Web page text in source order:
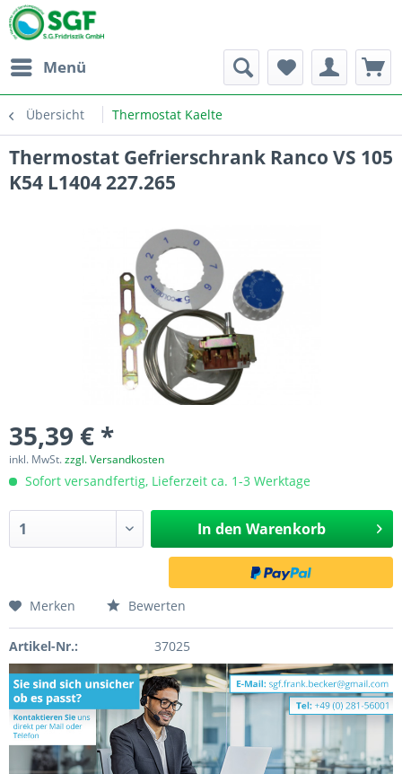
Menü
Übersicht Thermostat Kaelte
Thermostat Gefrierschrank Ranco VS 105
K54 L1404 227.265
35,39 € *
inkl. MwSt.zzgl. Versandkosten
Sofort versandfertig, Lieferzeit ca. 1-3 Werktage
In den Warenkorb
Merken Bewerten
Artikel-Nr.: 37025